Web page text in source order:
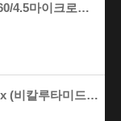
크로그램, 80/2.2..
루타미드, Bicalu..